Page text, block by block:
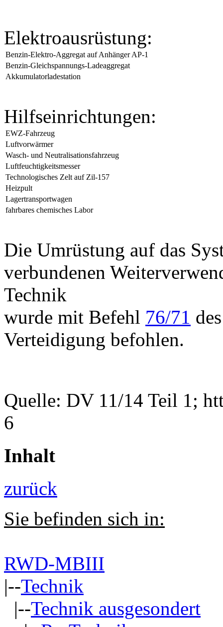
Elektroausrüstung:
Benzin-Elektro-Aggregat auf Anhänger AP-1
Benzin-Gleichspannungs-Ladeaggregat
Akkumulatorladestation
Hilfseinrichtungen:
EWZ-Fahrzeug
Luftvorwärmer
Wasch- und Neutralisationsfahrzeug
Luftfeuchtigkeitsmesser
Technologisches Zelt auf Zil-157
Heizpult
Lagertransportwagen
fahrbares chemisches Labor
Die Umrüstung auf das
verbundenen
Technik
wurde mit Befehl 76/71
Verteidigung befohlen.
Quelle: DV 11/14 Teil 1;
6
Inhalt
zurück
Sie befinden sich in:
RWD-MBIII
|--Technik
|--Technik ausgesondert